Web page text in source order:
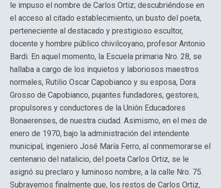
le impuso el nombre de Carlos Ortiz; descubriéndose en
el acceso al citado establecimiento, un busto del poeta,
perteneciente al destacado y prestigioso escultor,
docente y hombre público chivilcoyano, profesor Antonio
Bardi. En aquel momento, la Escuela primaria Nro. 28, se
hallaba a cargo de los inquietos y laboriosos maestros
normales, Rutilio Oscar Capobianco y su esposa, Dora
Grosso de Capobianco, pujantes fundadores, gestores,
propulsores y conductores de la Unión Educadores
Bonaerenses, de nuestra ciudad. Asimismo, en el mes de
enero de 1970, bajo la administración del intendente
municipal, ingeniero José María Ferro, al conmemorarse el
centenario del natalicio, del poeta Carlos Ortiz, se le
asignó su preclaro y luminoso nombre, a la calle Nro. 75.
Subrayemos finalmente que, los restos de Carlos Ortiz,